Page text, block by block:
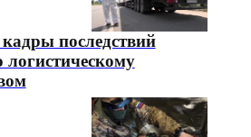
последствий